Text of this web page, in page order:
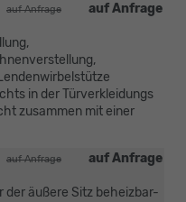
auf Anfrage
auf Anfrage
in der Türverkleidungs
zusammen mit einer
auf Anfrage
auf Anfrage
der äußere Sitz beheizbar-